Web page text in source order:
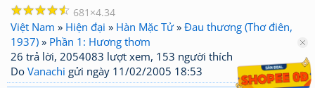
☆
☆
☆
☆
☆ 681 4.34
Việt Nam » Hiện đại » Hàn Mặc Tử» Đau thương (Thơ điên,
1937) » Phần 1: Hương thơm
26 trả lời, 2054083 lượt xem, 153 người thích
Do Vanachi gửi ngày 11/02/2005 18:53